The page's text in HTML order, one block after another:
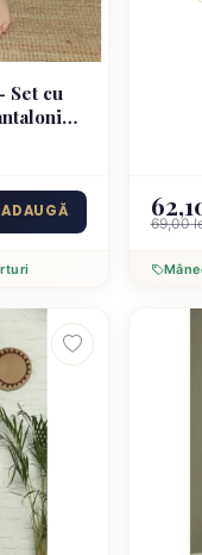
Set cu
ADAUGĂ
69,00